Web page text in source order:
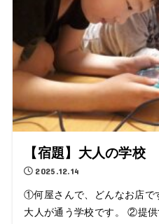
【宿題】大人の学校
2025.12.14
①何屋さんで、どんなお店で
大人が通う学校です。 ②提